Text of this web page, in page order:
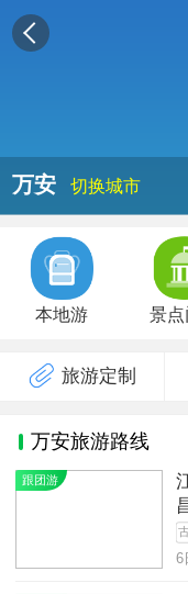
万安 切换城市
本地游 景
旅游定制
万安旅游路线
跟团游
6